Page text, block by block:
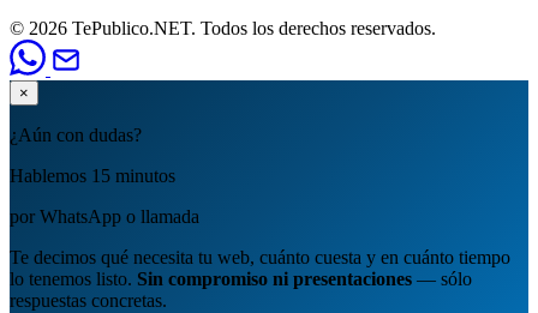
© 2026 TePublico.NET. Todos los derechos reservados.
×
¿Aún con dudas?
Hablemos 15 minutos
por WhatsApp o llamada
Te decimos qué necesita tu web, cuánto cuesta y en cuánto tiempo
lo tenemos listo. Sin compromiso ni presentaciones — sólo
respuestas concretas.